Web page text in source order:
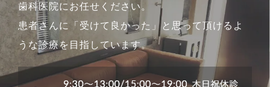
歯科医院にお任せください。
患者さんに「受けて良かった」と思って頂けるよ
うな診療を目指しています。